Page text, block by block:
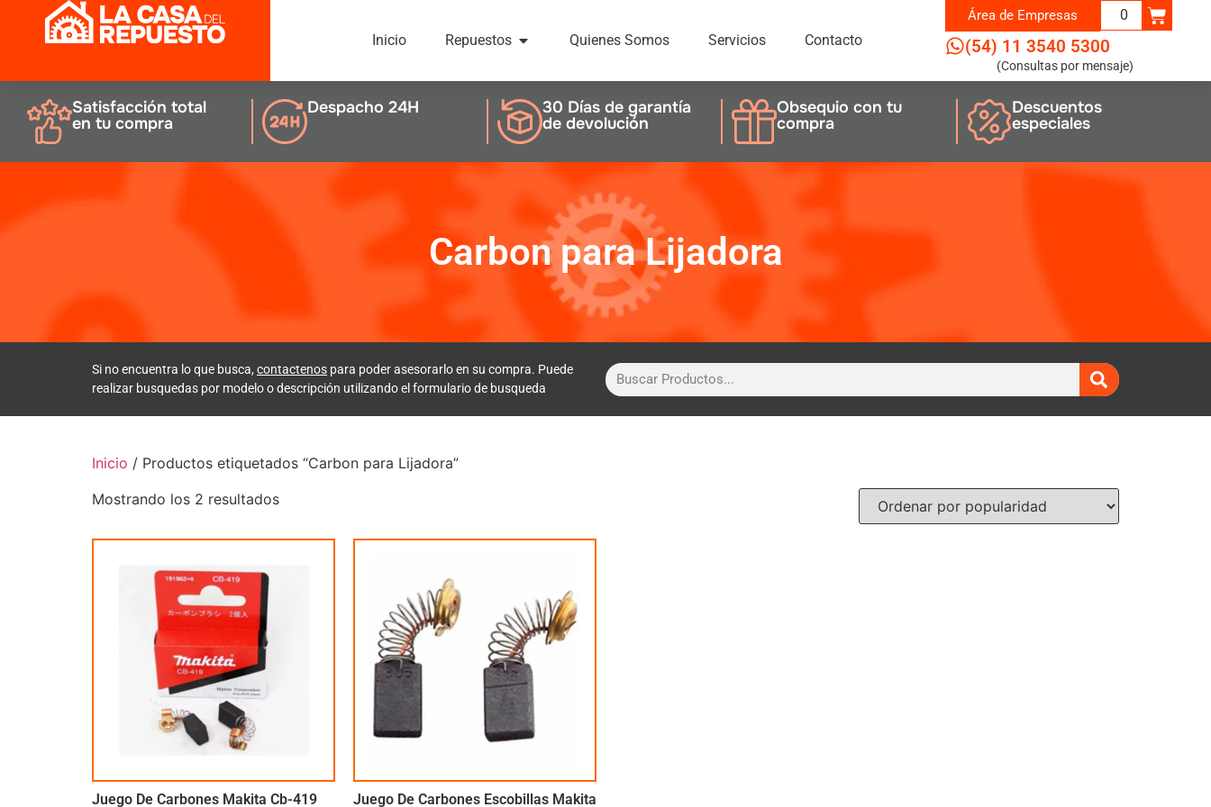
Inicio Repuestos Quienes Somos Servicios Contacto
Área de Empresas 0
(54) 11 3540 5300
(Consultas por mensaje)
Satisfacción total
en tu compra
Despacho 24H
30 Días de garantía
de devolución
Obsequio con tu
compra
Descuentos
especiales
Carbon para Lijadora
Si no encuentra lo que busca, contactenos para poder asesorarlo en su compra. Puede
realizar busquedas por modelo o descripción utilizando el formulario de busqueda
Inicio / Productos etiquetados “Carbon para Lijadora”
Mostrando los 2 resultados
Juego De Carbones Makita Cb-419 Juego De Carbones Escobillas Makita